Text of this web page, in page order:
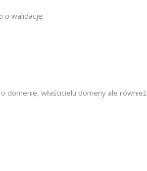
o walidację:
domenie, właścicielu domeny ale również